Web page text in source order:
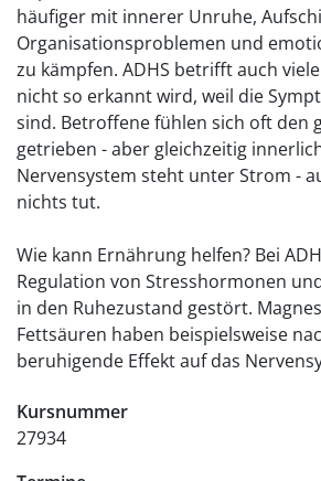
häufiger mit innerer Unruhe,
Organisationsproblemen und
zu kämpfen. ADHS betrifft auch
nicht so erkannt wird, weil die
sind. Betroffene fühlen sich oft den
getrieben - aber gleichzeitig
Nervensystem steht unter Strom -
nichts tut.
Wie kann Ernährung helfen? Bei
Regulation von Stresshormonen
in den Ruhezustand gestört.
Fettsäuren haben beispielsweise
beruhigende Effekt auf das
Kursnummer
27934